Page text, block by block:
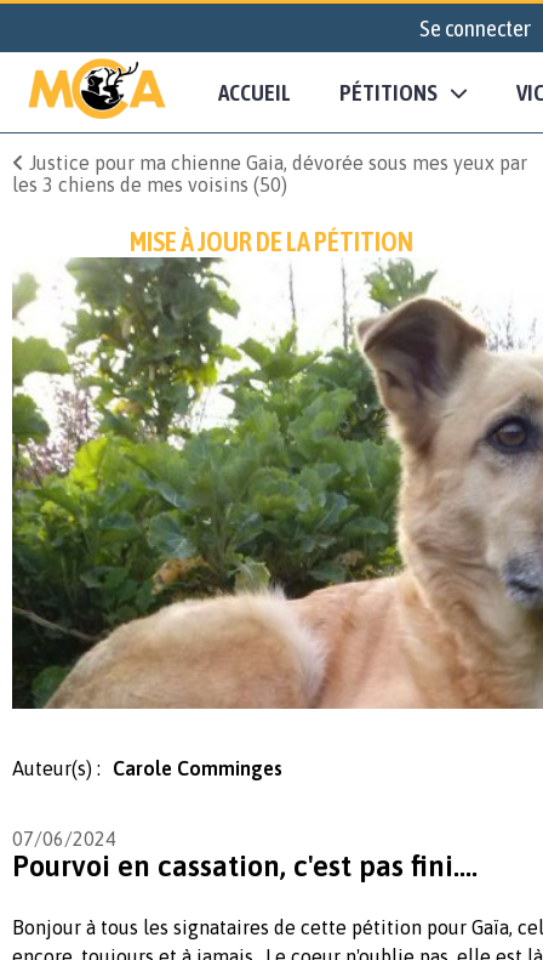
Se connecter
ACCUEIL PÉTITIONS
Justice pour ma chienne Gaia, dévorée sous mes yeux par
les 3 chiens de mes voisins (50)
MISE À JOUR DE LA PÉTITION
Auteur(s) : Carole Comminges
07/06/2024
Pourvoi en cassation, c'est pas fini....
Bonjour à tous les signataires de cette pétition pour Gaïa,